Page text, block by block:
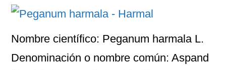
Nombre científico: Peganum harmala L.
Denominación o nombre común: Aspand